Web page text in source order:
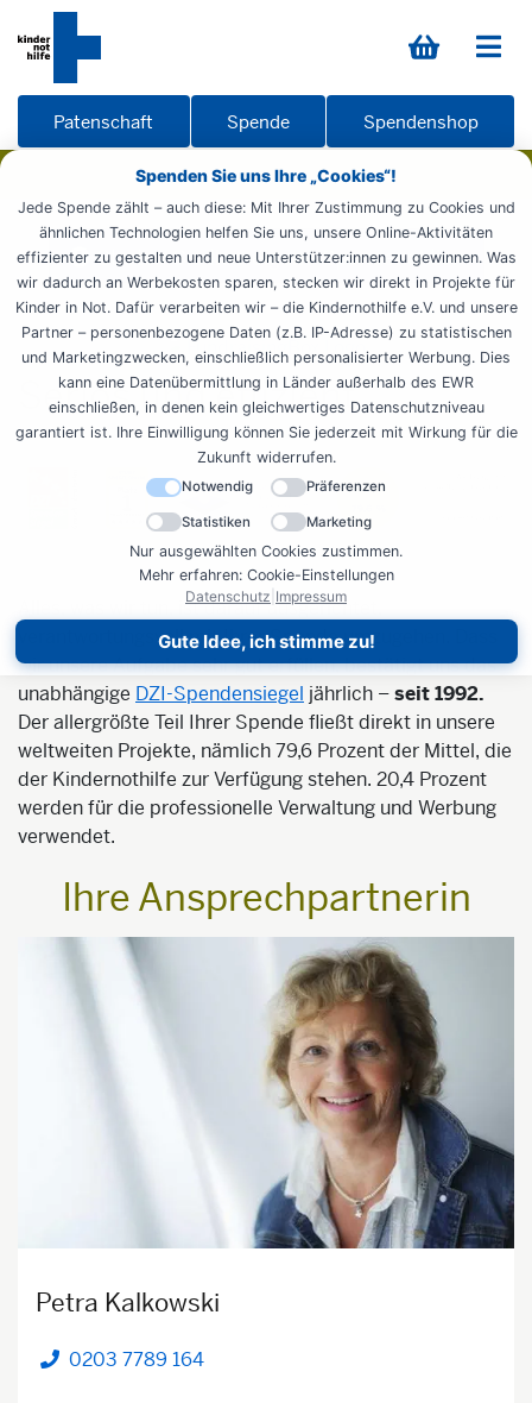
Spenden Sie uns Ihre „Cookies“!
Jede Spende zählt – auch diese: Mit Ihrer Zustimmung zu Cookies und
ähnlichen Technologien helfen Sie uns, unsere Online-Aktivitäten
effizienter zu gestalten und neue Unterstützer:innen zu gewinnen. Was
wir dadurch an Werbekosten sparen, stecken wir direkt in Projekte für
Kinder in Not. Dafür verarbeiten wir – die Kindernothilfe e.V. und unsere
Partner – personenbezogene Daten (z.B. IP-Adresse) zu statistischen
und Marketingzwecken, einschließlich personalisierter Werbung. Dies
kann eine Datenübermittlung in Länder außerhalb des EWR
einschließen, in denen kein gleichwertiges Datenschutzniveau
garantiert ist. Ihre Einwilligung können Sie jederzeit mit Wirkung für die
Zukunft widerrufen.
Notwendig Präferenzen
Statistiken Marketing
Nur ausgewählten Cookies zustimmen.
Mehr erfahren: Cookie-Einstellungen
Datenschutz Impressum
Gute Idee, ich stimme zu!
Patenschaft Spende Spendenshop
Starten Sie Ihre eigene Spendenaktion
Seriös und effizient
Alles, was wir tun, ist darauf ausgerichtet,
verantwortungsvoll mit Ihrer Spende umzugehen. Dass
wir unsere Aufgabe sehr gut erfüllen, bestätigt uns das
unabhängige DZI-Spendensiegel jährlich –seit 1992.
Der allergrößte Teil Ihrer Spende fließt direkt in unsere
weltweiten Projekte, nämlich 79,6 Prozent der Mittel, die
der Kindernothilfe zur Verfügung stehen. 20,4 Prozent
werden für die professionelle Verwaltung und Werbung
verwendet.
Ihre Ansprechpartnerin
Petra Kalkowski
Telefon
0203 7789 164